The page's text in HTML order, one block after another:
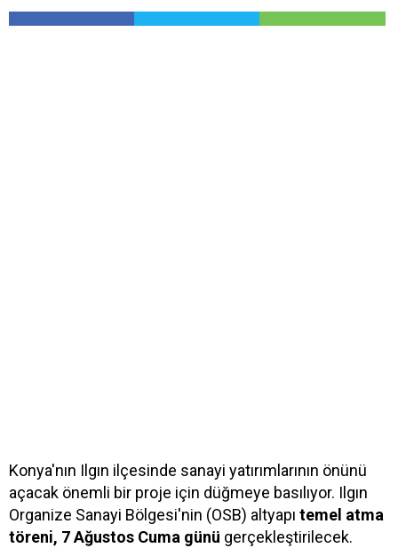
Konya'nın Ilgın ilçesinde sanayi yatırımlarının önünü
açacak önemli bir proje için düğmeye basılıyor. Ilgın
Organize Sanayi Bölgesi'nin (OSB) altyapı temel atma
töreni, 7 Ağustos Cuma günü gerçekleştirilecek.